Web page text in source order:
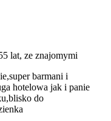
lat, ze znajomymi
barmani i
hotelowa jak i panie
do